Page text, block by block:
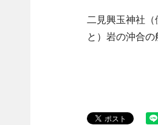
二見興玉神社
と）岩の沖合の